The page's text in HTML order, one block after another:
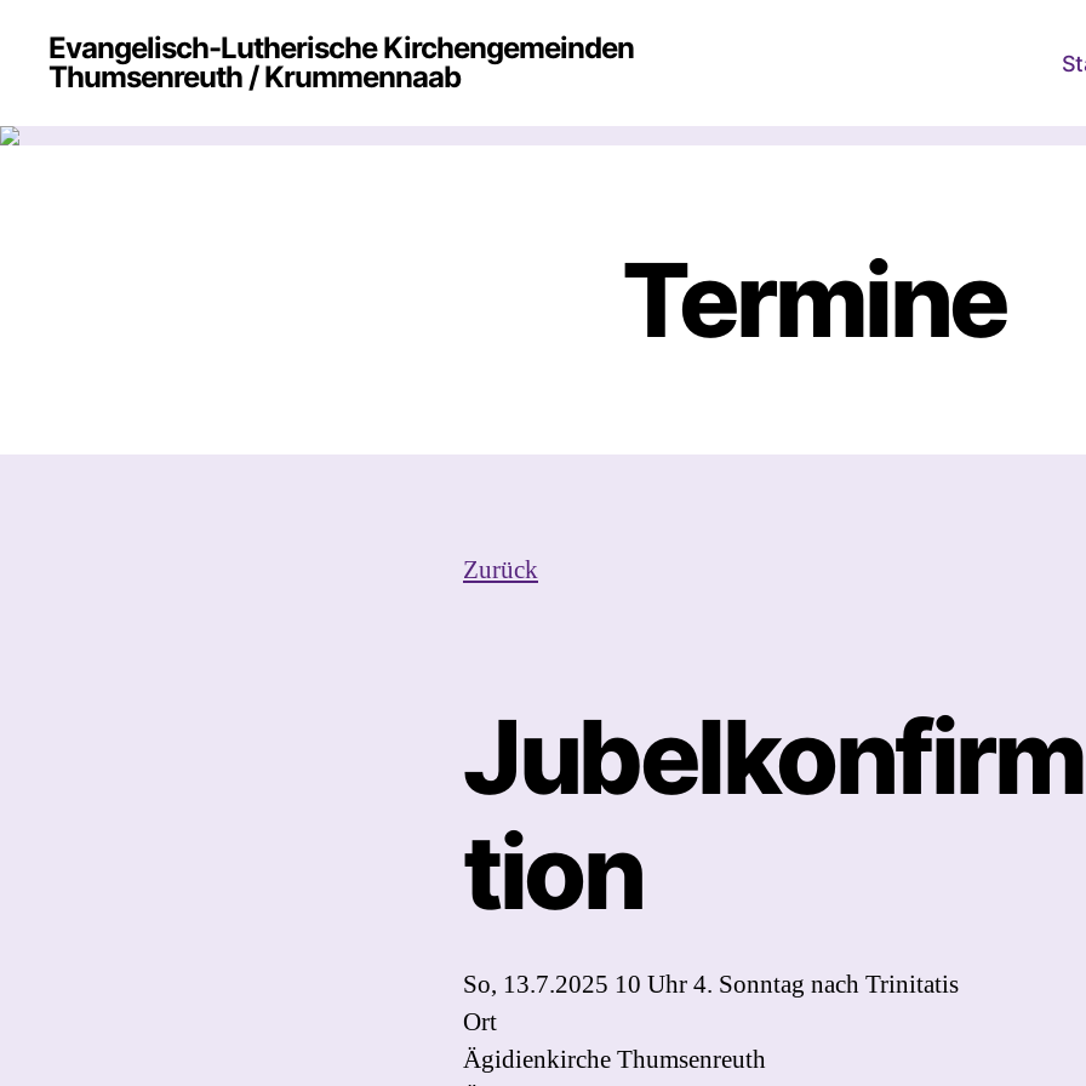
Evangelisch-Lutherische Kirchengemeinden
Thumsenreuth / Krummennaab
Termine
Zurück
tion
So, 13.7.2025 10 Uhr4. Sonntag nach Trinitatis
Ort
Ägidienkirche Thumsenreuth